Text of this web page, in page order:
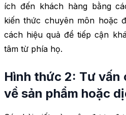
ích đến khách hàng bằng
kiến thức chuyên môn hoặc
cách hiệu quả để tiếp cận
tâm từ phía họ.
Hình thức 2: Tư vấn
về sản phẩm hoặc